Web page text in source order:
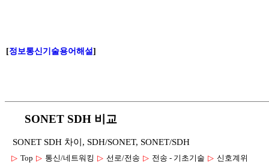
[정보통신기술용어해설]
SONET SDH 비교
SONET SDH 차이, SDH/SONET, SONET/SDH
▷ Top ▷ 통신/네트워킹 ▷ 선로/전송 ▷ 전송 - 기초기술 ▷ 신호계위